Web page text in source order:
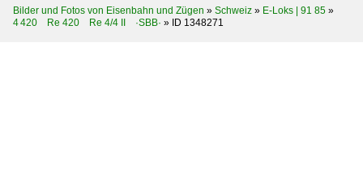
Bilder und Fotos von Eisenbahn und Zügen » Schweiz » E-Loks | 91 85 »
4 420 Re 420 Re 4/4 II ·SBB· » ID 1348271